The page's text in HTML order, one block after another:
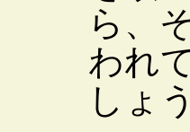
ら、
われ
しょ